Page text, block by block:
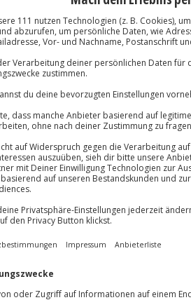
dich in Schrems. Übernachte in
pure Entspannung inmitten
mit spektakulärem Ausblick
Neues. Ein köstliches
Tag, während eine Flasche
Checkout bleibt mehr Zeit
während du einfach
erlebe Schrems auf eine
spüren!